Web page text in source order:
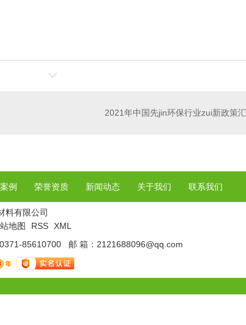
例 荣誉资质 新闻动态 关于我们 联系我们
料有限公司
地图 RSS XML
85610700 邮 箱：2121688096@qq.com